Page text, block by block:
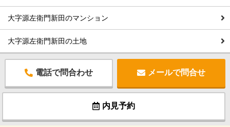
大字源左衛門新田のマンション
大字源左衛門新田の土地
電話で問合わせ メールで問合せ
内見予約